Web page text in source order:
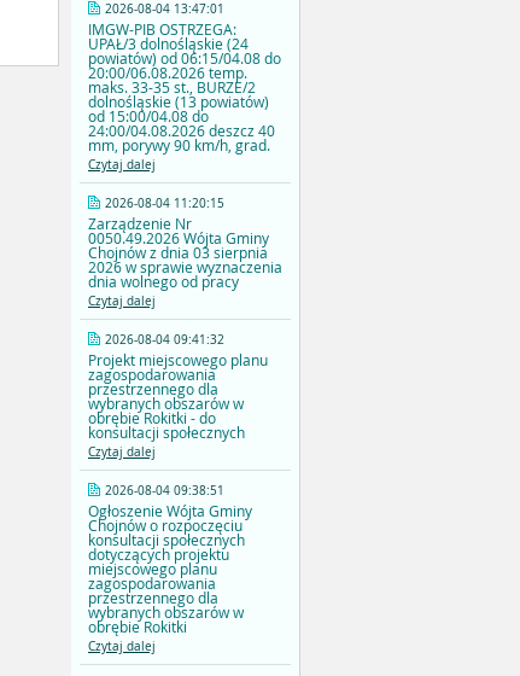
2026-08-04 13:47:01
IMGW-PIB OSTRZEGA:
UPAŁ/3 dolnośląskie (24
powiatów) od 06:15/04.08 do
20:00/06.08.2026 temp.
maks. 33-35 st., BURZE/2
dolnośląskie (13 powiatów)
od 15:00/04.08 do
24:00/04.08.2026 deszcz 40
mm, porywy 90 km/h, grad.
Czytaj dalej
2026-08-04 11:20:15
Zarządzenie Nr
0050.49.2026 Wójta Gminy
Chojnów z dnia 03 sierpnia
2026 w sprawie wyznaczenia
dnia wolnego od pracy
Czytaj dalej
2026-08-04 09:41:32
Projekt miejscowego planu
zagospodarowania
przestrzennego dla
wybranych obszarów w
obrębie Rokitki - do
konsultacji społecznych
Czytaj dalej
2026-08-04 09:38:51
Ogłoszenie Wójta Gminy
Chojnów o rozpoczęciu
konsultacji społecznych
dotyczących projektu
miejscowego planu
zagospodarowania
przestrzennego dla
wybranych obszarów w
obrębie Rokitki
Czytaj dalej